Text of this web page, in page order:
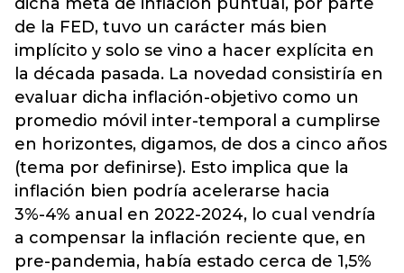
de la FED, tuvo un carácter más bien
implícito y solo se vino a hacer explícita en
la década pasada. La novedad consistiría en
evaluar dicha inflación-objetivo como un
promedio móvil inter-temporal a cumplirse
en horizontes, digamos, de dos a cinco años
(tema por definirse). Esto implica que la
inflación bien podría acelerarse hacia
3%-4% anual en 2022-2024, lo cual vendría
a compensar la inflación reciente que, en
pre-pandemia, había estado cerca de 1,5%